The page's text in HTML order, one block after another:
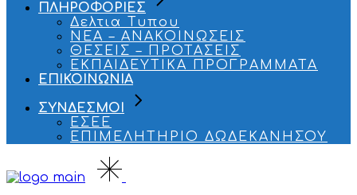
ΠΛΗΡΟΦΟΡΙΕΣ
Δελτια Τυπου
ΝΕΑ – ΑΝΑΚΟΙΝΩΣΕΙΣ
ΘΕΣΕΙΣ – ΠΡΟΤΑΣΕΙΣ
ΕΚΠΑΙΔΕΥΤΙΚΑ ΠΡΟΓΡΑΜΜΑΤΑ
ΕΠΙΚΟΙΝΩΝΙΑ
ΣΥΝΔΕΣΜΟΙ
ΕΣΕΕ
ΕΠΙΜΕΛΗΤΗΡΙΟ ΔΩΔΕΚΑΝΗΣΟΥ